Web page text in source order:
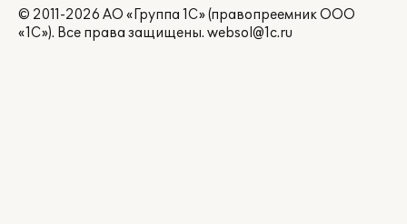
© 2011-2026 АО «Группа 1С» (правопреемник ООО
«1С»). Все права защищены. websol@1c.ru